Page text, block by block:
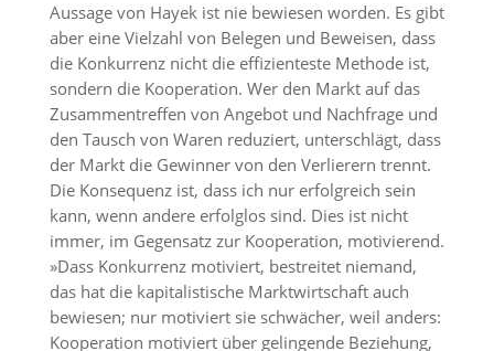
Aussage von Hayek ist nie bewiesen worden. Es gibt
aber eine Vielzahl von Belegen und Beweisen, dass
die Konkurrenz nicht die effizienteste Methode ist,
sondern die Kooperation. Wer den Markt auf das
Zusammentreffen von Angebot und Nachfrage und
den Tausch von Waren reduziert, unterschlägt, dass
der Markt die Gewinner von den Verlierern trennt.
Die Konsequenz ist, dass ich nur erfolgreich sein
kann, wenn andere erfolglos sind. Dies ist nicht
immer, im Gegensatz zur Kooperation, motivierend.
»Dass Konkurrenz motiviert, bestreitet niemand,
das hat die kapitalistische Marktwirtschaft auch
bewiesen; nur motiviert sie schwächer, weil anders:
Kooperation motiviert über gelingende Beziehung,